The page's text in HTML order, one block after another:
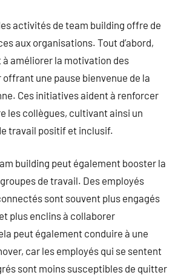
activités de team building offre de
aux organisations. Tout d’abord,
améliorer la motivation des
offrant une pause bienvenue de la
Ces initiatives aident à renforcer
les collègues, cultivant ainsi un
travail positif et inclusif.
building peut également booster la
de travail. Des employés
sont souvent plus engagés
plus enclins à collaborer
peut également conduire à une
car les employés qui se sentent
sont moins susceptibles de quitter